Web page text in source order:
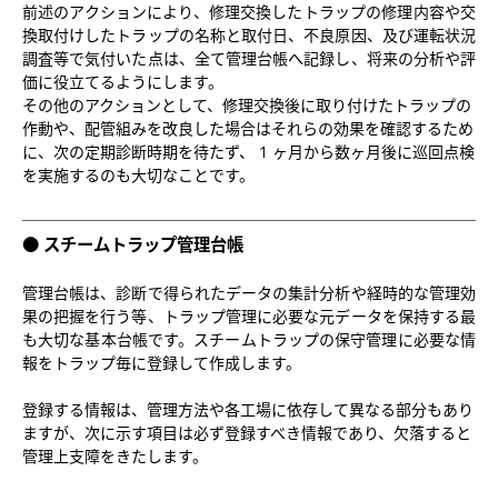
前述のアクションにより、修理交換したトラップの修理内容や交
換取付けしたトラップの名称と取付日、不良原因、及び運転状況
調査等で気付いた点は、全て管理台帳へ記録し、将来の分析や評
価に役立てるようにします。
その他のアクションとして、修理交換後に取り付けたトラップの
作動や、配管組みを改良した場合はそれらの効果を確認するため
に、次の定期診断時期を待たず、 1 ヶ月から数ヶ月後に巡回点検
を実施するのも大切なことです。
スチームトラップ管理台帳
管理台帳は、診断で得られたデータの集計分析や経時的な管理効
果の把握を行う等、トラップ管理に必要な元データを保持する最
も大切な基本台帳です。スチームトラップの保守管理に必要な情
報をトラップ毎に登録して作成します。
登録する情報は、管理方法や各工場に依存して異なる部分もあり
ますが、次に示す項目は必ず登録すべき情報であり、欠落すると
管理上支障をきたします。